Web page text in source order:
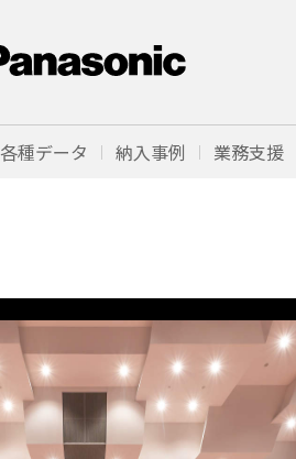
各種データ 納入事例 業務支援